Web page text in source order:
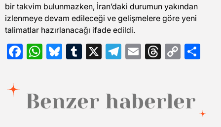
bir takvim bulunmazken, İran’daki durumun yakından
izlenmeye devam edileceği ve gelişmelere göre yeni
talimatlar hazırlanacağı ifade edildi.
Facebook
WhatsApp
Bluesky
Tumblr
X Telegram
EmailThreads
Copy
Benzer haberler